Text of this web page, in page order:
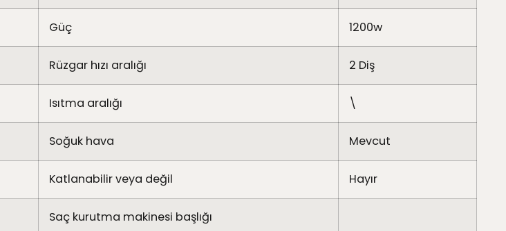
Güç 1200w
Rüzgar hızı aralığı 2 Diş
Isıtma aralığı \
Soğuk hava Mevcut
Katlanabilir veya değil Hayır
Saç kurutma makinesi başlığı